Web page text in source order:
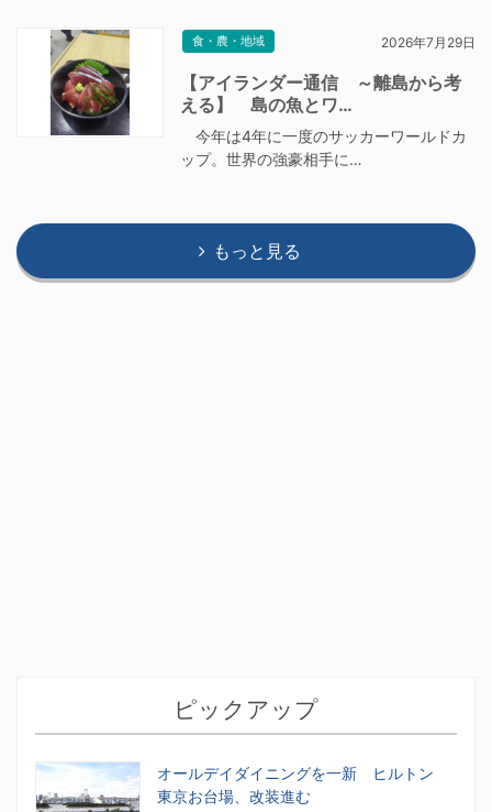
食・農・地域 2026年7月29日
【アイランダー通信 ～離島から考
える】 島の魚とワ…
今年は4年に一度のサッカーワールドカ
ップ。世界の強豪相手に…
もっと見る
ピックアップ
オールデイダイニングを一新 ヒルトン
東京お台場、改装進む